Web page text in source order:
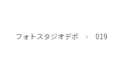
フォトスタジオデポ 019